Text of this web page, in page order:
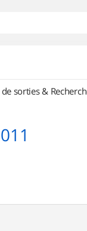
sorties &